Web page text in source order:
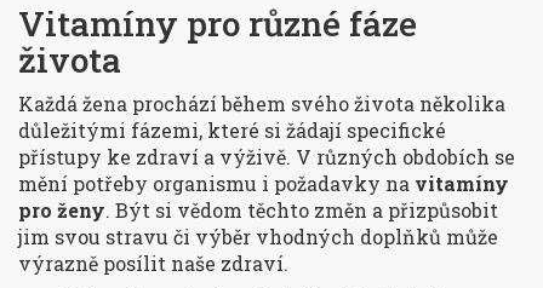
Vitamíny pro různé fáze
života
Každá žena prochází během svého života několika
důležitými fázemi, které si žádají specifické
přístupy ke zdraví a výživě. V různých obdobích se
mění potřeby organismu i požadavky na vitamíny
pro ženy. Být si vědom těchto změn a přizpůsobit
jim svou stravu či výběr vhodných doplňků může
výrazně posílit naše zdraví.